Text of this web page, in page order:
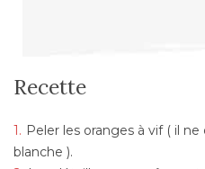
Recette
Peler les oranges à vif ( il
blanche ).